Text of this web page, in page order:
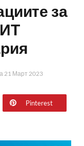
за
21 Март 2023
Pinterest